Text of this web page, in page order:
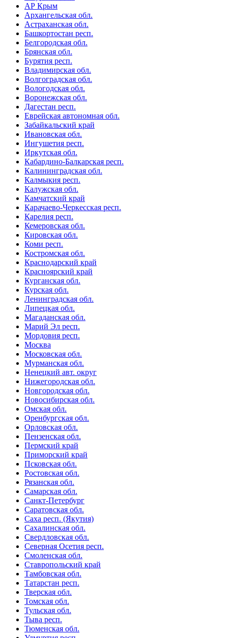
АР Крым
Архангельская обл.
Астраханская обл.
Башкортостан респ.
Белгородская обл.
Брянская обл.
Бурятия респ.
Владимирская обл.
Волгоградская обл.
Вологодская обл.
Воронежская обл.
Дагестан респ.
Еврейская автономная обл.
Забайкальский край
Ивановская обл.
Ингушетия респ.
Иркутская обл.
Кабардино-Балкарская респ.
Калининградская обл.
Калмыкия респ.
Калужская обл.
Камчатский край
Карачаево-Черкесская респ.
Карелия респ.
Кемеровская обл.
Кировская обл.
Коми респ.
Костромская обл.
Краснодарский край
Красноярский край
Курганская обл.
Курская обл.
Ленинградская обл.
Липецкая обл.
Магаданская обл.
Марий Эл респ.
Мордовия респ.
Москва
Московская обл.
Мурманская обл.
Ненецкий авт. округ
Нижегородская обл.
Новгородская обл.
Новосибирская обл.
Омская обл.
Оренбургская обл.
Орловская обл.
Пензенская обл.
Пермский край
Приморский край
Псковская обл.
Ростовская обл.
Рязанская обл.
Самарская обл.
Санкт-Петербург
Саратовская обл.
Саха респ. (Якутия)
Сахалинская обл.
Свердловская обл.
Северная Осетия респ.
Смоленская обл.
Ставропольский край
Тамбовская обл.
Татарстан респ.
Тверская обл.
Томская обл.
Тульская обл.
Тыва респ.
Тюменская обл.